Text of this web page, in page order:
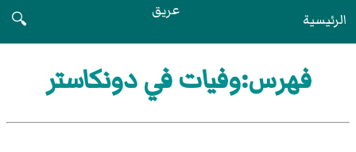
الرئيسية عريق
🔍
فهرس:وفيات في دونكاستر